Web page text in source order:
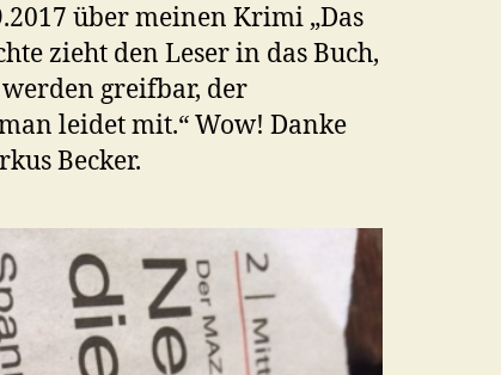
über meinen Krimi „Das
zieht den Leser in das Buch,
greifbar, der
leidet mit.“ Wow! Danke
Becker.